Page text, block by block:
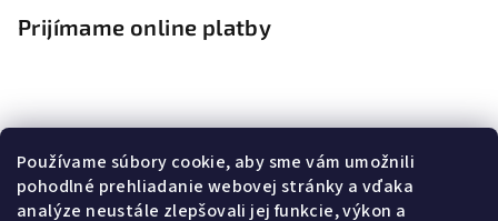
Používame súbory cookie, aby sme vám umožnili
pohodlné prehliadanie webovej stránky a vďaka
analýze neustále zlepšovali jej funkcie, výkon a
Prijímame online platby
Nákupný košík